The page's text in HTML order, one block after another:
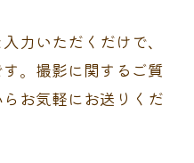
力いただくだけで、
。撮影に関するご質
お気軽にお送りくだ